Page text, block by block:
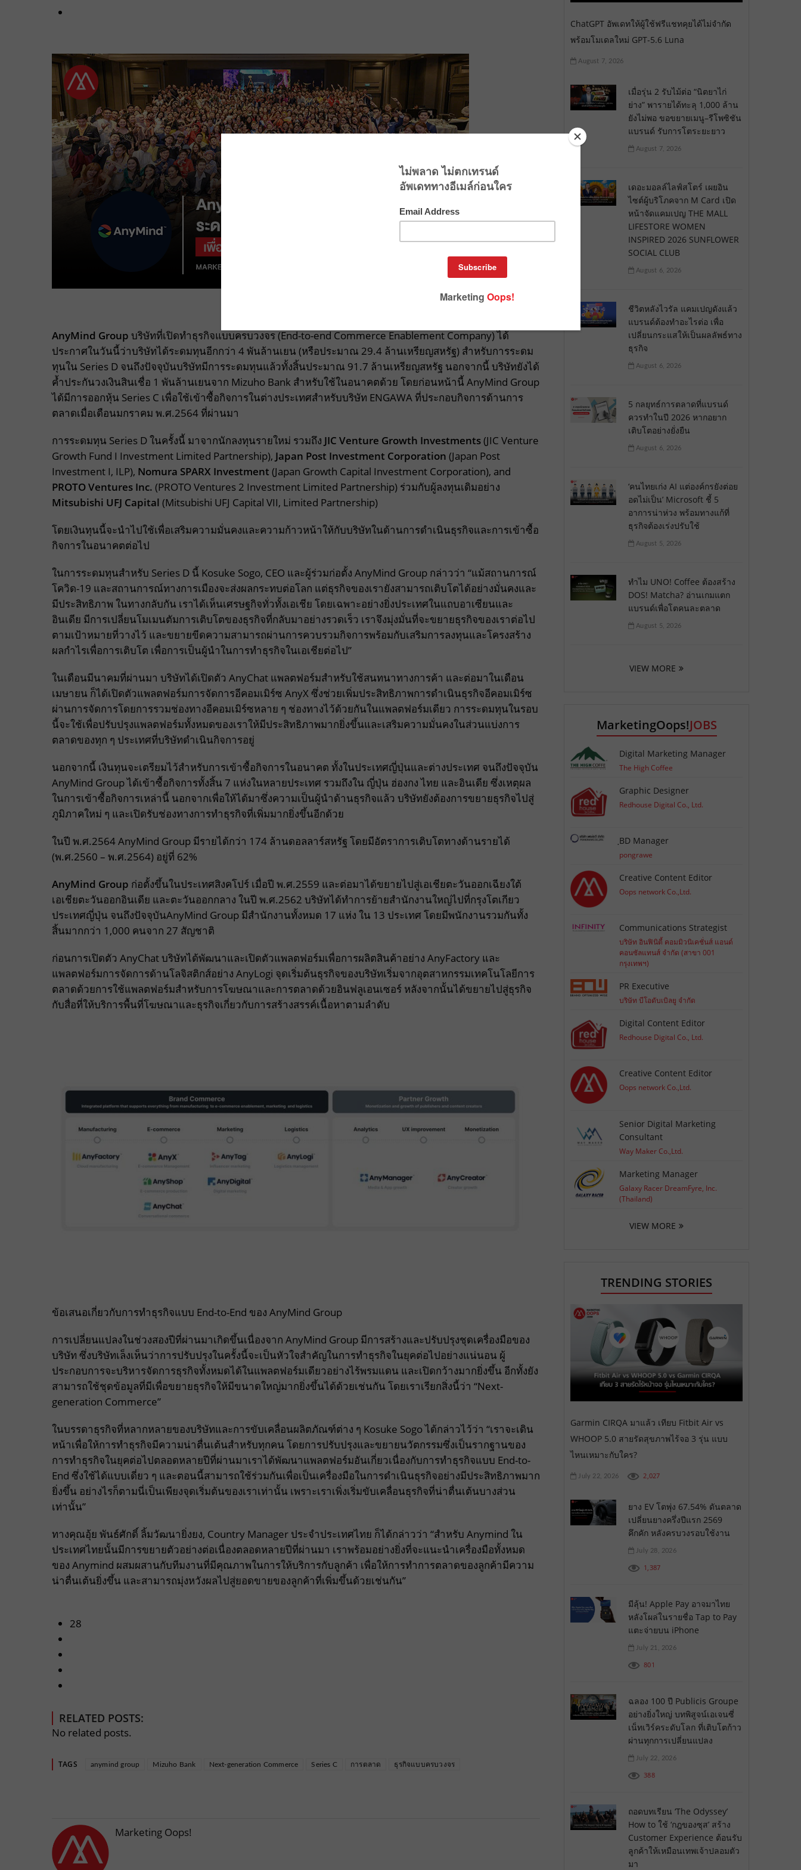
AnyMind Group บริษัทที่เปิดทำธุรกิจแบบครบวงจร (End-to-end Commerce Enablement Company) ได้
ประกาศในวันนี้ว่าบริษัทได้ระดมทุนอีกกว่า 4 พันล้านเยน (หรือประมาณ 29.4 ล้านเหรียญสหรัฐ) สำหรับการระดม
ทุนใน Series D จนถึงปัจจุบันบริษัทมีการระดมทุนแล้วทั้งสิ้นประมาณ 91.7 ล้านเหรียญสหรัฐ นอกจากนี้ บริษัทยังได้
ค้ำประกันวงเงินสินเชื่อ 1 พันล้านเยนจาก Mizuho Bank สำหรับใช้ในอนาคตด้วย โดยก่อนหน้านี้ AnyMind Group
ได้มีการออกหุ้น Series C เพื่อใช้เข้าซื้อกิจการในต่างประเทศสำหรับบริษัท ENGAWA ที่ประกอบกิจการด้านการ
ตลาดเมื่อเดือนมกราคม พ.ศ.2564 ที่ผ่านมา
การระดมทุน Series D ในครั้งนี้ มาจากนักลงทุนรายใหม่ รวมถึง JIC Venture Growth Investments(JIC Venture
Growth Fund I Investment Limited Partnership), Japan Post Investment Corporation (Japan Post
Investment I, ILP), Nomura SPARX Investment (Japan Growth Capital Investment Corporation), and
PROTO Ventures Inc. (PROTO Ventures 2 Investment Limited Partnership) ร่วมกับผู้ลงทุนเดิมอย่าง
Mitsubishi UFJ Capital (Mitsubishi UFJ Capital VII, Limited Partnership)
โดยเงินทุนนี้จะนำไปใช้เพื่อเสริมความมั่นคงและความก้าวหน้าให้กับบริษัทในด้านการดำเนินธุรกิจและการเข้าซื้อ
กิจการในอนาคตต่อไป
ในการระดมทุนสำหรับ Series D นี้ Kosuke Sogo, CEO และผู้ร่วมก่อตั้ง AnyMind Group กล่าวว่า “แม้สถานการณ์
โควิด-19 และสถานการณ์ทางการเมืองจะส่งผลกระทบต่อโลก แต่ธุรกิจของเรายังสามารถเติบโตได้อย่างมั่นคงและ
มีประสิทธิภาพ ในทางกลับกัน เราได้เห็นเศรษฐกิจทั่วทั้งเอเชีย โดยเฉพาะอย่างยิ่งประเทศในแถบอาเซียนและ
อินเดีย มีการเปลี่ยนโมเมนตัมการเติบโตของธุรกิจที่กลับมาอย่างรวดเร็ว เราจึงมุ่งมั่นที่จะขยายธุรกิจของเราต่อไป
ตามเป้าหมายที่วางไว้ และขยายขีดความสามารถผ่านการควบรวมกิจการพร้อมกับเสริมการลงทุนและโครงสร้าง
ผลกำไรเพื่อการเติบโต เพื่อการเป็นผู้นำในการทำธุรกิจในเอเชียต่อไป”
ในเดือนมีนาคมที่ผ่านมา บริษัทได้เปิดตัว AnyChat แพลตฟอร์มสำหรับใช้สนทนาทางการค้า และต่อมาในเดือน
เมษายน ก็ได้เปิดตัวแพลตฟอร์มการจัดการอีคอมเมิร์ซ AnyX ซึ่งช่วยเพิ่มประสิทธิภาพการดำเนินธุรกิจอีคอมเมิร์ซ
ผ่านการจัดการโดยการรวมช่องทางอีคอมเมิร์ซหลาย ๆ ช่องทางไว้ด้วยกันในแพลตฟอร์มเดียว การระดมทุนในรอบ
นี้จะใช้เพื่อปรับปรุงแพลตฟอร์มทั้งหมดของเราให้มีประสิทธิภาพมากยิ่งขึ้นและเสริมความมั่นคงในส่วนแบ่งการ
ตลาดของทุก ๆ ประเทศที่บริษัทดำเนินกิจการอยู่
นอกจากนี้ เงินทุนจะเตรียมไว้สำหรับการเข้าซื้อกิจการในอนาคต ทั้งในประเทศญี่ปุ่นและต่างประเทศ จนถึงปัจจุบัน
AnyMind Group ได้เข้าซื้อกิจการทั้งสิ้น 7 แห่งในหลายประเทศ รวมถึงใน ญี่ปุ่น ฮ่องกง ไทย และอินเดีย ซึ่งเหตุผล
ในการเข้าซื้อกิจการเหล่านี้ นอกจากเพื่อให้ได้มาซึ่งความเป็นผู้นำด้านธุรกิจแล้ว บริษัทยังต้องการขยายธุรกิจไปสู่
ภูมิภาคใหม่ ๆ และเปิดรับช่องทางการทำธุรกิจที่เพิ่มมากยิ่งขึ้นอีกด้วย
ในปี พ.ศ.2564 AnyMind Group มีรายได้กว่า 174 ล้านดอลลาร์สหรัฐ โดยมีอัตราการเติบโตทางด้านรายได้
(พ.ศ.2560 – พ.ศ.2564) อยู่ที่ 62%
AnyMind Group ก่อตั้งขึ้นในประเทศสิงคโปร์ เมื่อปี พ.ศ.2559 และต่อมาได้ขยายไปสู่เอเชียตะวันออกเฉียงใต้
เอเชียตะวันออกอินเดีย และตะวันออกกลาง ในปี พ.ศ.2562 บริษัทได้ทำการย้ายสำนักงานใหญ่ไปที่กรุงโตเกียว
ประเทศญี่ปุ่น จนถึงปัจจุบันAnyMind Group มีสำนักงานทั้งหมด 17 แห่ง ใน 13 ประเทศ โดยมีพนักงานรวมกันทั้ง
สิ้นมากกว่า 1,000 คนจาก 27 สัญชาติ
ก่อนการเปิดตัว AnyChat บริษัทได้พัฒนาและเปิดตัวแพลตฟอร์มเพื่อการผลิตสินค้าอย่าง AnyFactory และ
แพลตฟอร์มการจัดการด้านโลจิสติกส์อย่าง AnyLogi จุดเริ่มต้นธุรกิจของบริษัทเริ่มจากอุตสาหกรรมเทคโนโลยีการ
ตลาดด้วยการใช้แพลตฟอร์มสำหรับการโฆษณาและการตลาดด้วยอินฟลูเอนเซอร์ หลังจากนั้นได้ขยายไปสู่ธุรกิจ
กับสื่อที่ให้บริการพื้นที่โฆษณาและธุรกิจเกี่ยวกับการสร้างสรรค์เนื้อหาตามลำดับ
ข้อเสนอเกี่ยวกับการทำธุรกิจแบบ End-to-End ของ AnyMind Group
การเปลี่ยนแปลงในช่วงสองปีที่ผ่านมาเกิดขึ้นเนื่องจาก AnyMind Group มีการสร้างและปรับปรุงชุดเครื่องมือของ
บริษัท ซึ่งบริษัทเล็งเห็นว่าการปรับปรุงในครั้งนี้จะเป็นหัวใจสำคัญในการทำธุรกิจในยุคต่อไปอย่างแน่นอน ผู้
ประกอบการจะบริหารจัดการธุรกิจทั้งหมดได้ในแพลตฟอร์มเดียวอย่างไร้พรมแดน และเปิดกว้างมากยิ่งขึ้น อีกทั้งยัง
สามารถใช้ชุดข้อมูลที่มีเพื่อขยายธุรกิจให้มีขนาดใหญ่มากยิ่งขึ้นได้ด้วยเช่นกัน โดยเราเรียกสิ่งนี้ว่า “Next-
generation Commerce”
ในบรรดาธุรกิจที่หลากหลายของบริษัทและการขับเคลื่อนผลิตภัณฑ์ต่าง ๆ Kosuke Sogo ได้กล่าวไว้ว่า “เราจะเดิน
หน้าเพื่อให้การทำธุรกิจมีความน่าตื่นเต้นสำหรับทุกคน โดยการปรับปรุงและขยายนวัตกรรมซึ่งเป็นรากฐานของ
การทำธุรกิจในยุคต่อไปตลอดหลายปีที่ผ่านมาเราได้พัฒนาแพลตฟอร์มอันเกี่ยวเนื่องกับการทำธุรกิจแบบ End-to-
End ซึ่งใช้ได้แบบเดี่ยว ๆ และตอนนี้สามารถใช้ร่วมกันเพื่อเป็นเครื่องมือในการดำเนินธุรกิจอย่างมีประสิทธิภาพมาก
ยิ่งขึ้น อย่างไรก็ตามนี่เป็นเพียงจุดเริ่มต้นของเราเท่านั้น เพราะเราเพิ่งเริ่มขับเคลื่อนธุรกิจที่น่าตื่นเต้นบางส่วน
เท่านั้น”
ทางคุณอุ้ย พันธ์ศักดิ์ ลิ้มวัฒนายิ่งยง, Country Manager ประจำประเทศไทย ก็ได้กล่าวว่า “สำหรับ Anymind ใน
ประเทศไทยนั้นมีการขยายตัวอย่างต่อเนื่องตลอดหลายปีที่ผ่านมา เราพร้อมอย่างยิ่งที่จะแนะนำเครื่องมือทั้งหมด
ของ Anymind ผสมผสานกับทีมงานที่มีคุณภาพในการให้บริการกับลูกค้า เพื่อให้การทำการตลาดของลูกค้ามีความ
น่าตื่นเต้นยิ่งขึ้น และสามารถมุ่งหวังผลไปสู่ยอดขายของลูกค้าที่เพิ่มขึ้นด้วยเช่นกัน”
28
RELATED POSTS:
No related posts.
TAGS anymind group Mizuho Bank Next-generation Commerce Series C การตลาด ธุรกิจแบบครบวงจร
Marketing Oops!
ChatGPT อัพเดทให้ผู้ใช้ฟรีแชทคุยได้ไม่จำกัด
พร้อมโมเดลใหม่ GPT-5.6 Luna
August 7, 2026
เมื่อรุ่น 2 รับไม้ต่อ “นิตยาไก่
ย่าง” พารายได้ทะลุ 1,000 ล้าน
ยังไม่พอ ขอขยายเมนู–รีโพซิชัน
แบรนด์ รับการโตระยะยาว
August 7, 2026
เดอะมอลล์ไลฟ์สโตร์ เผยอิน
ไซต์ผู้บริโภคจาก M Card เปิด
หน้าจัดแคมเปญ THE MALL
LIFESTORE WOMEN
INSPIRED 2026 SUNFLOWER
SOCIAL CLUB
August 6, 2026
ชีวิตหลังไวรัล แคมเปญดังแล้ว
แบรนด์ต้องทำอะไรต่อ เพื่อ
เปลี่ยนกระแสให้เป็นผลลัพธ์ทาง
ธุรกิจ
August 6, 2026
5 กลยุทธ์การตลาดที่แบรนด์
ควรทำในปี 2026 หากอยาก
เติบโตอย่างยั่งยืน
August 6, 2026
‘คนไทยเก่ง AI แต่องค์กรยังต่อย
อดไม่เป็น’ Microsoft ชี้ 5
อาการน่าห่วง พร้อมทางแก้ที่
ธุรกิจต้องเร่งปรับใช้
August 5, 2026
ทำไม UNO! Coffee ต้องสร้าง
DOS! Matcha? อ่านเกมแตก
แบรนด์เพื่อโตคนละตลาด
August 5, 2026
VIEW MORE
MarketingOops!JOBS
Digital Marketing Manager
The High Coffee
Graphic Designer
Redhouse Digital Co., Ltd.
ฺBD Manager
pongrawe
Creative Content Editor
Oops network Co.,Ltd.
Communications Strategist
บริษัท อินฟินิตี้ คอมมิวนิเคชั่นส์ แอนด์
คอนซัลแทนส์ จำกัด (สาขา 001
กรุงเทพฯ)
PR Executive
บริษัท บีโอดับเบิลยู จำกัด
Digital Content Editor
Redhouse Digital Co., Ltd.
Creative Content Editor
Oops network Co.,Ltd.
Senior Digital Marketing
Consultant
Way Maker Co.,Ltd.
Marketing Manager
Galaxy Racer DreamFyre, Inc.
(Thailand)
VIEW MORE
TRENDING STORIES
Garmin CIRQA มาแล้ว เทียบ Fitbit Air vs
WHOOP 5.0 สายรัดสุขภาพไร้จอ 3 รุ่น แบบ
ไหนเหมาะกับใคร?
July 22, 2026 2,027
ยาง EV โตพุ่ง 67.54% ดันตลาด
เปลี่ยนยางครึ่งปีแรก 2569
คึกคัก หลังครบวงรอบใช้งาน
July 28, 2026
1,387
มีลุ้น! Apple Pay อาจมาไทย
หลังโผล่ในรายชื่อ Tap to Pay
แตะจ่ายบน iPhone
July 21, 2026
801
ฉลอง 100 ปี Publicis Groupe
อย่างยิ่งใหญ่ บทพิสูจน์เอเจนซี่
เน็ทเวิร์คระดับโลก ที่เติบโตก้าว
ผ่านทุกการเปลี่ยนแปลง
July 22, 2026
388
ถอดบทเรียน ‘The Odyssey’
How to ใช้ ‘กฎของซุส’ สร้าง
Customer Experience ต้อนรับ
ลูกค้าให้เหมือนเทพเจ้าปลอมตัว
มา